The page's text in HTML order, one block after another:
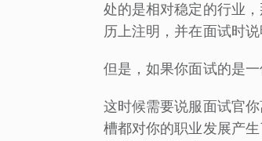
处的是相对稳定的行业
历上注明，并在面试时
但是，如果你面试的是
这时候需要说服面试官
槽都对你的职业发展产